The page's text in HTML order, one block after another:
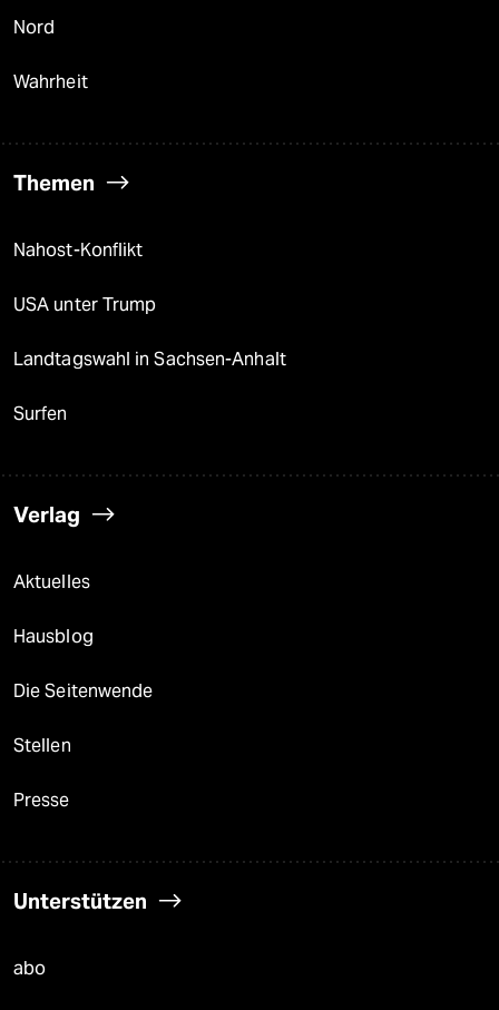
Nord
Wahrheit
Themen
Nahost-Konflikt
USA unter Trump
Landtagswahl in Sachsen-Anhalt
Surfen
Verlag
Aktuelles
Hausblog
Die Seitenwende
Stellen
Presse
Unterstützen
abo